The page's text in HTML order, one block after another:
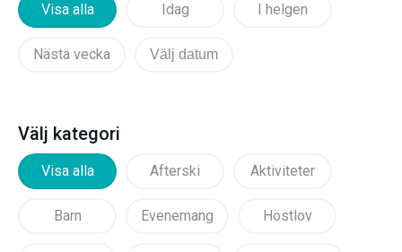
Visa alla Idag I helgen
Nästa vecka Välj datum
Välj kategori
Visa alla Afterski Aktiviteter
Barn Evenemang Höstlov